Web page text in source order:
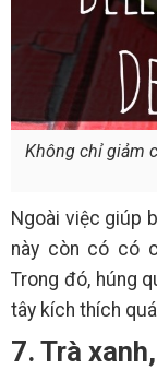
Không chỉ giảm
Ngoài việc giúp
này còn có có
Trong đó, húng
tây kích thích
7. Trà